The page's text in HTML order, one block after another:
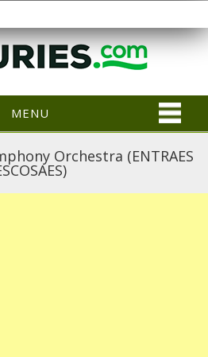
MENU
Orchestra (ENTRAES